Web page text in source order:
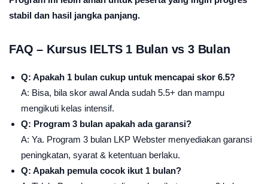
stabil dan hasil jangka panjang.
FAQ – Kursus IELTS 1 Bulan vs 3 Bulan
Q: Apakah 1 bulan cukup untuk mencapai skor 6.5?
A: Bisa, bila skor awal Anda sudah 5.5+ dan mampu
mengikuti kelas intensif.
Q: Program 3 bulan apakah ada garansi?
A: Ya. Program 3 bulan LKP Webster menyediakan garansi
peningkatan, syarat & ketentuan berlaku.
Q: Apakah pemula cocok ikut 1 bulan?